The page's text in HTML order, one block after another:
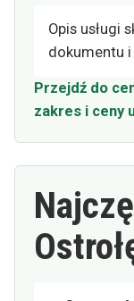
Opis usługi
dokumentu
Przejdź do
zakres i ceny